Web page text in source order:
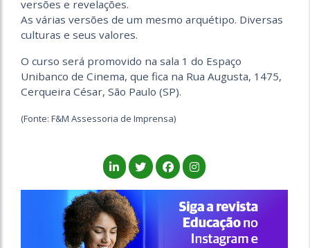
versões e revelações.
As várias versões de um mesmo arquétipo. Diversas
culturas e seus valores.
O curso será promovido na sala 1 do Espaço
Unibanco de Cinema, que fica na Rua Augusta, 1475,
Cerqueira César, São Paulo (SP).
(Fonte: F&M Assessoria de Imprensa)